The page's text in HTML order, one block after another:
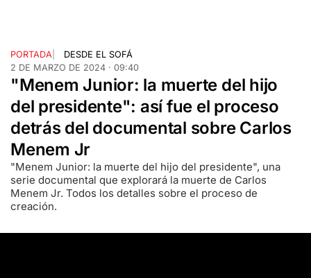
PORTADA
DESDE EL SOFÁ
2 DE MARZO DE 2024 · 09:40
"Menem Junior: la muerte del hijo
del presidente": así fue el proceso
detrás del documental sobre Carlos
Menem Jr
"Menem Junior: la muerte del hijo del presidente", una
serie documental que explorará la muerte de Carlos
Menem Jr. Todos los detalles sobre el proceso de
creación.